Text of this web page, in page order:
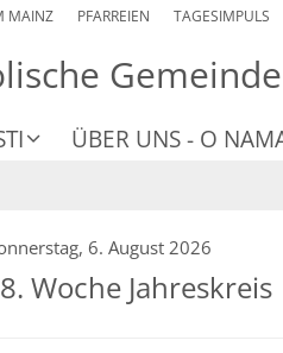
MAINZ PFARREIEN TAGESIMPULS
ÜBER UNS - O
6. August 2026
Woche Jahreskreis